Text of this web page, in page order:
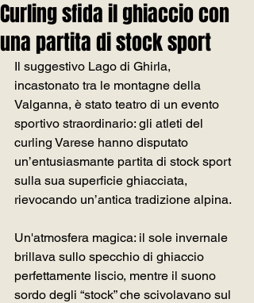
Curling sfida il ghiaccio con
una partita di stock sport
Il suggestivo Lago di Ghirla,
incastonato tra le montagne della
Valganna, è stato teatro di un evento
sportivo straordinario: gli atleti del
curling Varese hanno disputato
un’entusiasmante partita di stock sport
sulla sua superficie ghiacciata,
rievocando un’antica tradizione alpina.
Un'atmosfera magica: il sole invernale
brillava sullo specchio di ghiaccio
perfettamente liscio, mentre il suono
sordo degli “stock” che scivolavano sul